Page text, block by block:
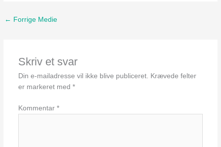
← Forrige Medie
Skriv et svar
Din e-mailadresse vil ikke blive publiceret. Krævede felter
er markeret med *
Kommentar *